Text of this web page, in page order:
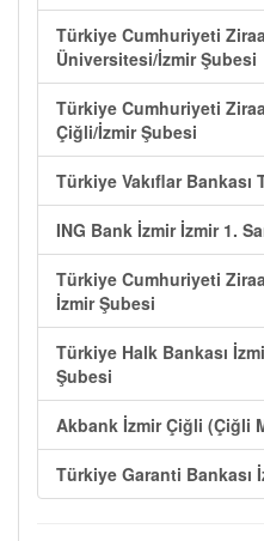
Türkiye Cumhuriyeti
Üniversitesi/İzmir Şubesi
Türkiye Cumhuriyeti
Çiğli/İzmir Şubesi
Türkiye Vakıflar Bankası
ING Bank İzmir İzmir 1.
Türkiye Cumhuriyeti
İzmir Şubesi
Türkiye Halk Bankası
Şubesi
Akbank İzmir Çiğli (Çiğli
Türkiye Garanti Bankası